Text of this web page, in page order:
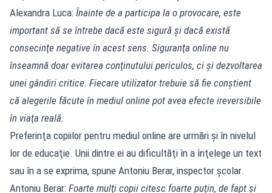
Alexandra Luca: Înainte de a participa la o provocare, este
important să se întrebe dacă este sigură şi dacă există
consecinţe negative în acest sens. Siguranţa online nu
înseamnă doar evitarea conţinutului periculos, ci şi dezvoltarea
unei gândiri critice. Fiecare utilizator trebuie să fie conştient
că alegerile făcute în mediul online pot avea efecte ireversibile
în viaţa reală.
Preferinţa copiilor pentru mediul online are urmări şi în nivelul
lor de educaţie. Unii dintre ei au dificultăţi în a înţelege un text
sau în a se exprima, spune Antoniu Berar, inspector şcolar.
Antoniu Berar: Foarte mulţi copii citesc foarte puţin, de fapt şi